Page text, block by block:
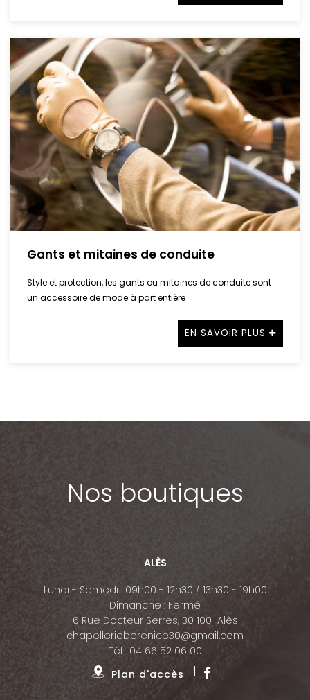
Gants et mitaines de conduite
Style et protection, les gants ou mitaines de conduite sont
un accessoire de mode à part entière
EN SAVOIR PLUS
Nos boutiques
ALÈS
Lundi - Samedi : 09h00 - 12h30 / 13h30 - 19h00
Dimanche : Fermé
6 Rue Docteur Serres, 30 100 Alès
chapellerieberenice30@gmail.com
Tél : 04 66 52 06 00
Plan d'accès